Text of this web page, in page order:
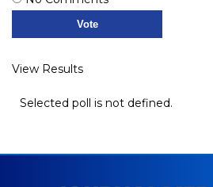
View Results
Selected poll is not defined.